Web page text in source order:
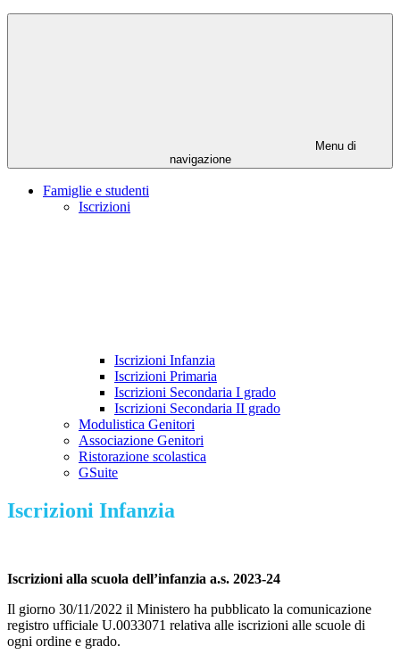
Menu di
navigazione
Famiglie e studenti
Iscrizioni
Iscrizioni Infanzia
Iscrizioni Primaria
Iscrizioni Secondaria I grado
Iscrizioni Secondaria II grado
Modulistica Genitori
Associazione Genitori
Ristorazione scolastica
GSuite
Iscrizioni Infanzia
Iscrizioni alla scuola dell’infanzia a.s. 2023-24
Il giorno 30/11/2022 il Ministero ha pubblicato la comunicazione
registro ufficiale U.0033071 relativa alle iscrizioni alle scuole di
ogni ordine e grado.